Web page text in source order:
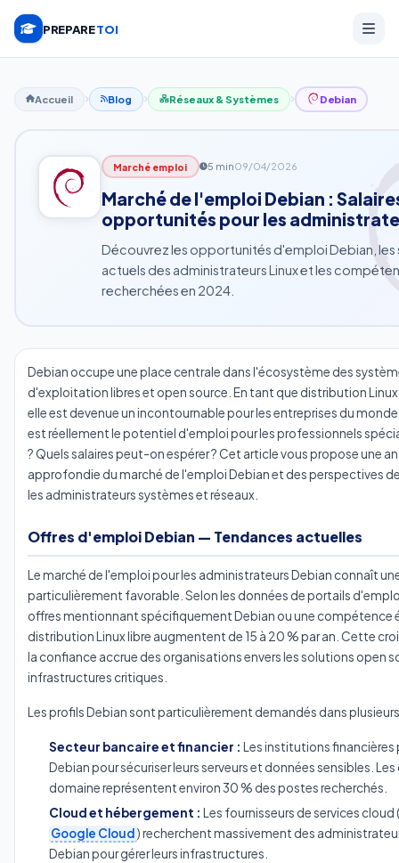
PREPARETOI
Accueil Blog Réseaux & Systèmes Debian
Marché emploi 5 min09/04/2026
Marché de l'emploi Debian :
opportunités pour les
Découvrez les opportunités d'emploi Debian, les
actuels des administrateurs Linux et les
recherchées en 2024.
Debian occupe une place centrale dans l'écosystème des
d'exploitation libres et open source. En tant que distribution
elle est devenue un incontournable pour les entreprises du monde
est réellement le potentiel d'emploi pour les professionnels
? Quels salaires peut-on espérer ? Cet article vous propose une
approfondie du marché de l'emploi Debian et des perspectives
les administrateurs systèmes et réseaux.
Offres d'emploi Debian — Tendances actuelles
Le marché de l'emploi pour les administrateurs Debian connaît
particulièrement favorable. Selon les données de portails
offres mentionnant spécifiquement Debian ou une compétence
distribution Linux libre augmentent de 15 à 20 % par an. Cette
la confiance accrue des organisations envers les solutions open
infrastructures critiques.
Les profils Debian sont particulièrement demandés dans
Secteur bancaire et financier : Les institutions financières
Debian pour sécuriser leurs serveurs et données sensibles.
domaine représentent environ 30 % des postes recherchés.
Cloud et hébergement : Les fournisseurs de services cloud (
Google Cloud) recherchent massivement des
Debian pour gérer leurs infrastructures.